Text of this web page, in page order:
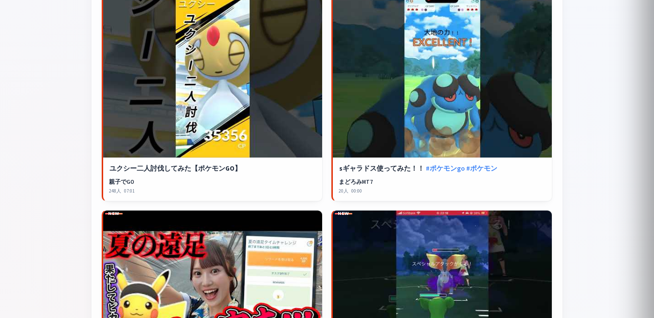
ユクシー二人討伐してみた【ポケモンGO】
親子でGO
248人 07:01
sギャラドス使ってみた！！ #ポケモンgo #ポケモン
まどろみMT7
20人 00:00
NEW NEW